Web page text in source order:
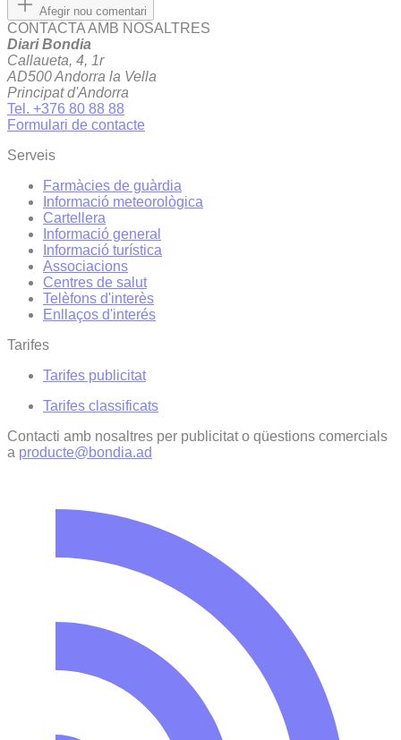
Afegir nou comentari
CONTACTA AMB NOSALTRES
Diari Bondia
Callaueta, 4, 1r
AD500 Andorra la Vella
Principat d'Andorra
Tel. +376 80 88 88
Formulari de contacte
Serveis
Farmàcies de guàrdia
Informació meteorològica
Cartellera
Informació general
Informació turística
Associacions
Centres de salut
Telèfons d'interès
Enllaços d'interés
Tarifes
Tarifes publicitat
Tarifes classificats
Contacti amb nosaltres per publicitat o qüestions comercials
a producte@bondia.ad